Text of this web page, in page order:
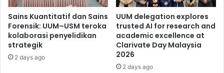
Sains Kuantitatif dan Sains
Forensik: UUM–USM teroka
kolaborasi penyelidikan
strategik
2 days ago
UUM delegation explores
trusted AI for research and
academic excellence at
Clarivate Day Malaysia
2026
2 days ago